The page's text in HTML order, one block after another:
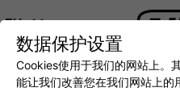
ZH
DEUTSCH (DE)
DIGITALIZATION- 全面连接移动机械
数据保护设置
Cookies使用于我们的网站上。
能让我们改善您在我们网站上的